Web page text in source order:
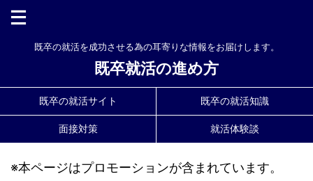
既卒の就活を成功させる為の耳寄りな情報をお届けします。
既卒就活の進め方
既卒の就活サイト 既卒の就活知識
面接対策 就活体験談
※本ページはプロモーションが含まれています。